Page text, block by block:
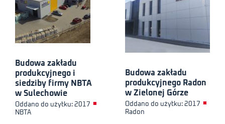
Budowa zakładu
produkcyjnego i
siedziby firmy NBTA
w Sulechowie
Oddano do użytku: 2017 ■
NBTA
Budowa zakładu
produkcyjnego Radon
w Zielonej Górze
Oddano do użytku: 2017 ■
Radon